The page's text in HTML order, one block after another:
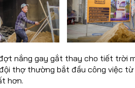
nắng gay gắt thay cho tiết trời
thợ thường bắt đầu công việc
hơn.